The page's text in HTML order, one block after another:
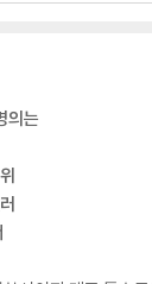
의는